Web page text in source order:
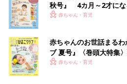
秋号』 4カ月～2才にな
いっぱい！
赤ちゃん・育児
赤ちゃんのお世話まる
ブ 夏号』〈巻頭大特集
く！ おっぱい・ミルク
赤ちゃん・育児